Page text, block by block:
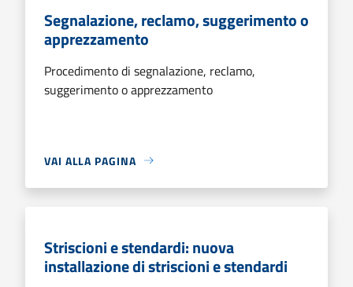
Segnalazione, reclamo, suggerimento o
apprezzamento
Procedimento di segnalazione, reclamo,
suggerimento o apprezzamento
VAI ALLA PAGINA
Striscioni e stendardi: nuova
installazione di striscioni e stendardi